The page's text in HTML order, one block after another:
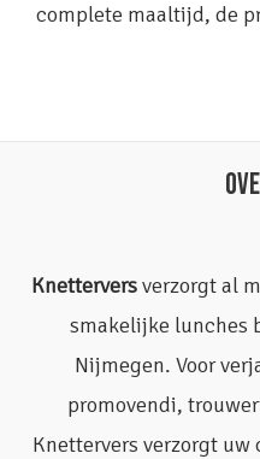
complete maaltijd, de
Knetterversverzorgt al
smakelijke lunches
Nijmegen. Voor
promovendi,
Knettervers verzorgt